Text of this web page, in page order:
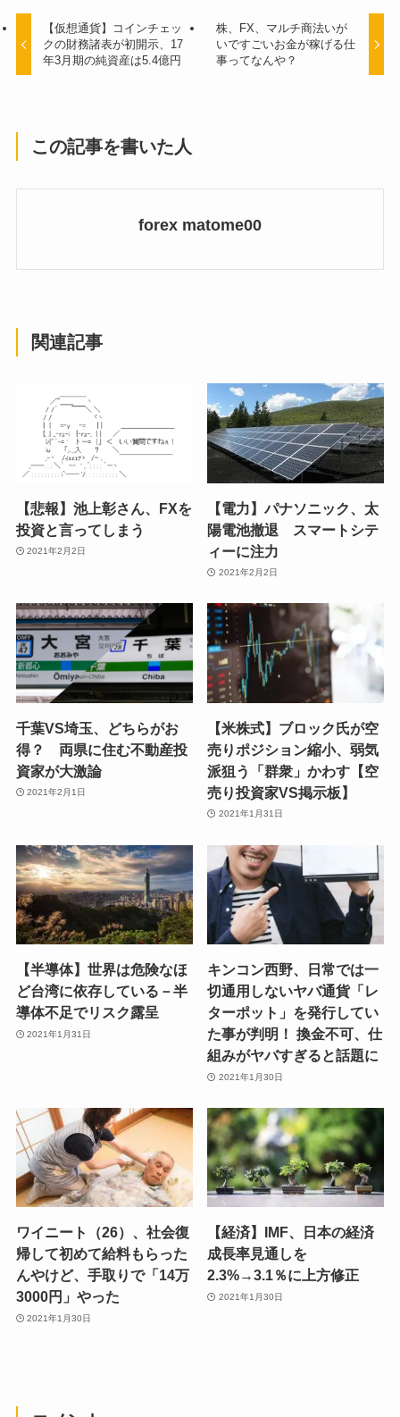
【仮想通貨】コインチェッ
クの財務諸表が初開示、17
年3月期の純資産は5.4億円
株、FX、マルチ商法いが
いですごいお金が稼げる仕
事ってなんや？
この記事を書いた人
forex matome00
関連記事
【悲報】池上彰さん、FXを
投資と言ってしまう
2021年2月2日
【電力】パナソニック、太
陽電池撤退 スマートシテ
ィーに注力
2021年2月2日
千葉VS埼玉、どちらがお
得？ 両県に住む不動産投
資家が大激論
2021年2月1日
【米株式】ブロック氏が空
売りポジション縮小、弱気
派狙う「群衆」かわす【空
売り投資家VS掲示板】
2021年1月31日
【半導体】世界は危険なほ
ど台湾に依存している－半
導体不足でリスク露呈
2021年1月31日
キンコン西野、日常では一
切通用しないヤバ通貨「レ
ターポット」を発行してい
た事が判明！ 換金不可、仕
組みがヤバすぎると話題に
2021年1月30日
ワイニート（26）、社会復
帰して初めて給料もらった
んやけど、手取りで「14万
3000円」やった
2021年1月30日
【経済】IMF、日本の経済
成長率見通しを
2.3%→3.1％に上方修正
2021年1月30日